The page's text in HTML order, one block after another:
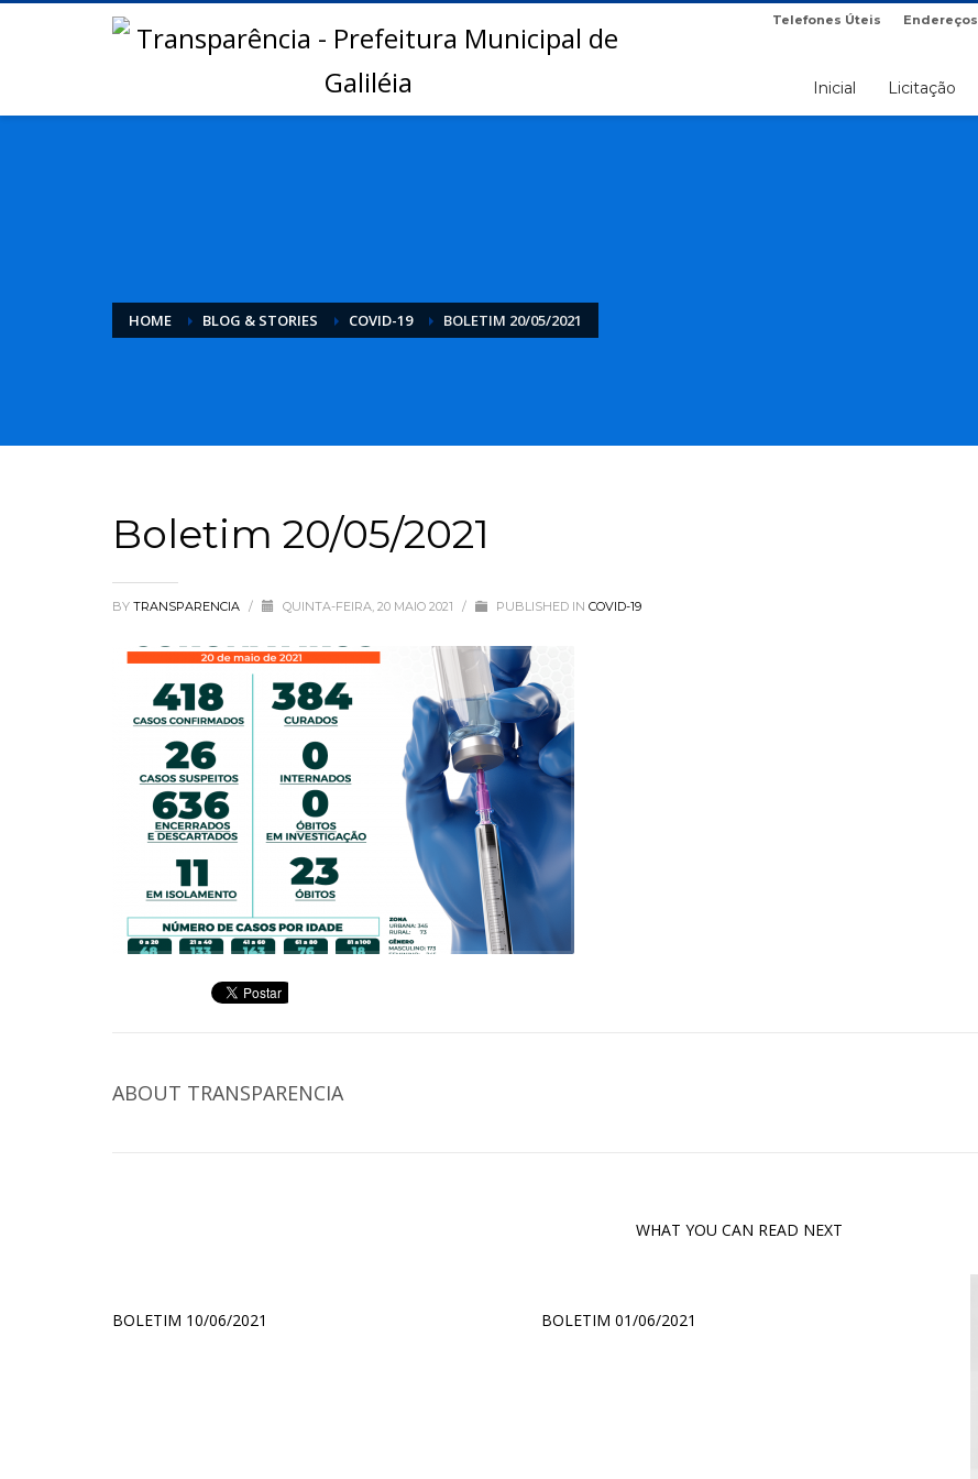
Telefones Úteis Endereços
Inicial Licitação
HOME BLOG & STORIES COVID-19 BOLETIM 20/05/2021
Boletim 20/05/2021
BY TRANSPARENCIA / QUINTA-FEIRA, 20 MAIO 2021 / PUBLISHED IN COVID-19
ABOUT TRANSPARENCIA
WHAT YOU CAN READ NEXT
BOLETIM 10/06/2021 BOLETIM 01/06/2021